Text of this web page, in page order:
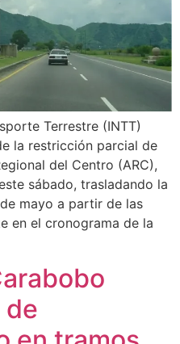
Terrestre (INTT)
la restricción parcial de
del Centro (ARC),
sábado, trasladando la
mayo a partir de las
en el cronograma de la
de